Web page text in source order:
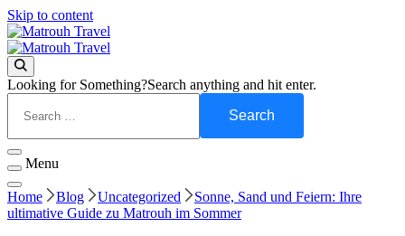
Skip to content
Matrouh Travel
Visit Matrouh
Matrouh Travel
Visit Matrouh
Looking for Something?Search anything and hit enter.
Menu
Home Blog Uncategorized
Sonne, Sand und Feiern: Ihre
ultimative Guide zu Matrouh im Sommer